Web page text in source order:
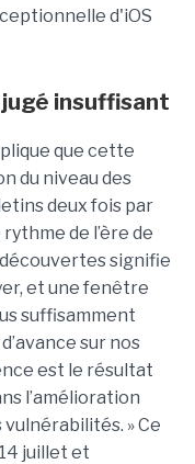
d'iOS
insuffisant
que cette
du niveau des
deux fois par
de l’ère de
signifie
et une fenêtre
suffisamment
sur nos
est le résultat
l’amélioration
» Ce
juillet et